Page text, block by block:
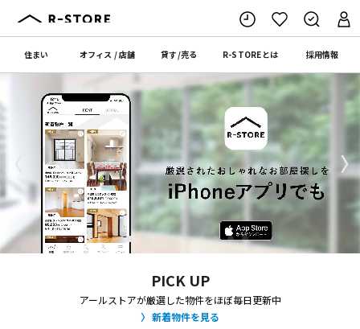
住まい オフィス /店舗 貸す/売る R-STOREとは 採用情報
〈 〉
PICK UP
アールストアが厳選した物件をほぼ毎日更新中
新着物件を見る